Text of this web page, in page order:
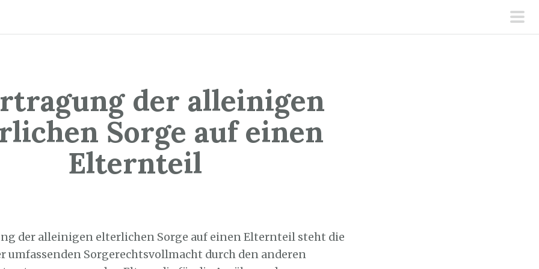
der alleinigen
Sorge auf einen
Elternteil
der alleinigen elterlichen Sorge auf einen Elternteil steht die
umfassenden Sorgerechtsvollmacht durch den anderen